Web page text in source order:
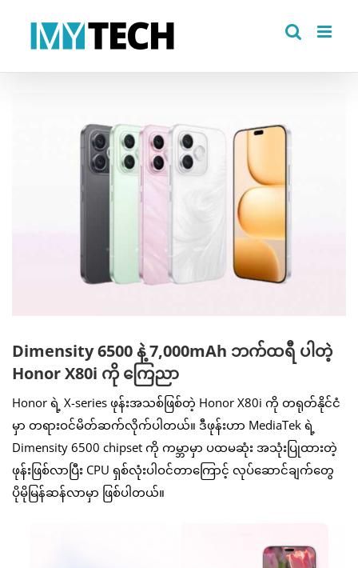
Dimensity 6500 နဲ့ 7,000mAh ဘက်ထရီ ပါတဲ့
Honor X80i ကို ကြေညာ
Honor ရဲ့ X-series ဖုန်းအသစ်ဖြစ်တဲ့ Honor X80i ကို တရုတ်နိုင်ငံ
မှာ တရားဝင်မိတ်ဆက်လိုက်ပါတယ်။ ဒီဖုန်းဟာ MediaTek ရဲ့
Dimensity 6500 chipset ကို ကမ္ဘာမှာ ပထမဆုံး အသုံးပြုထားတဲ့
ဖုန်းဖြစ်လာပြီး CPU ရှစ်လုံးပါဝင်တာကြောင့် လုပ်ဆောင်ချက်တွေ
ပိုမိုမြန်ဆန်လာမှာ ဖြစ်ပါတယ်။